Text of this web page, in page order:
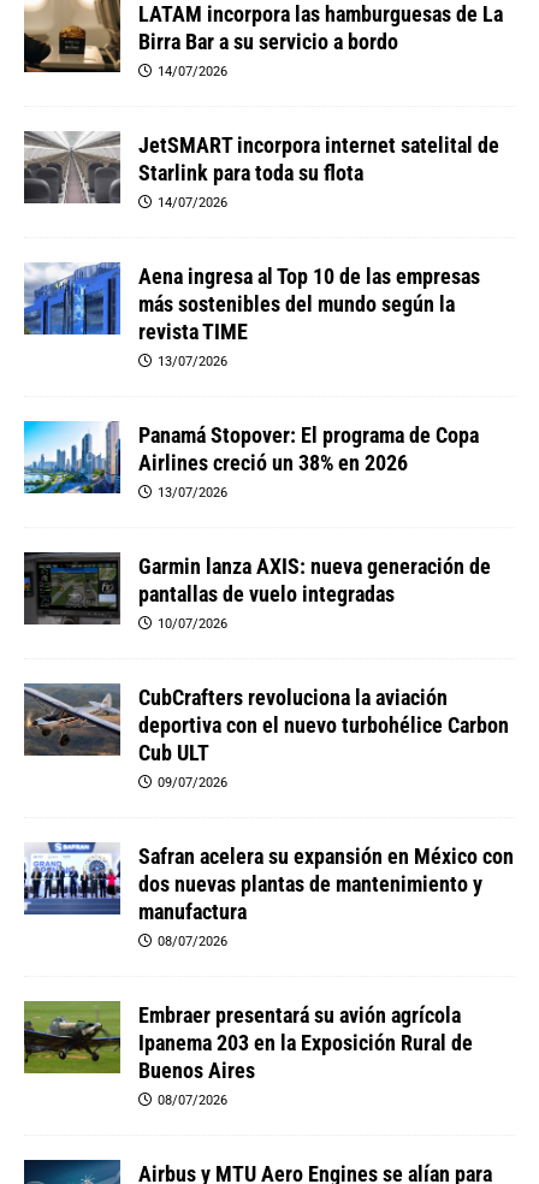
LATAM incorpora las hamburguesas de La
Birra Bar a su servicio a bordo
14/07/2026
JetSMART incorpora internet satelital de
Starlink para toda su flota
14/07/2026
Aena ingresa al Top 10 de las empresas
más sostenibles del mundo según la
revista TIME
13/07/2026
Panamá Stopover: El programa de Copa
Airlines creció un 38% en 2026
13/07/2026
Garmin lanza AXIS: nueva generación de
pantallas de vuelo integradas
10/07/2026
CubCrafters revoluciona la aviación
deportiva con el nuevo turbohélice Carbon
Cub ULT
09/07/2026
Safran acelera su expansión en México con
dos nuevas plantas de mantenimiento y
manufactura
08/07/2026
Embraer presentará su avión agrícola
Ipanema 203 en la Exposición Rural de
Buenos Aires
08/07/2026
Airbus y MTU Aero Engines se alían para